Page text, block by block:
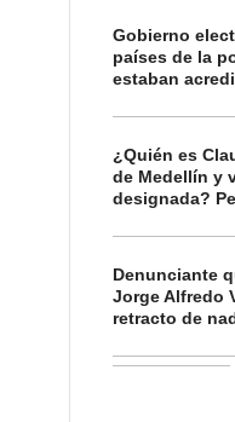
Gobierno
países de la
estaban
¿Quién es
de Medellín y
designada?
Denunciante
Jorge Alfredo
retracto de